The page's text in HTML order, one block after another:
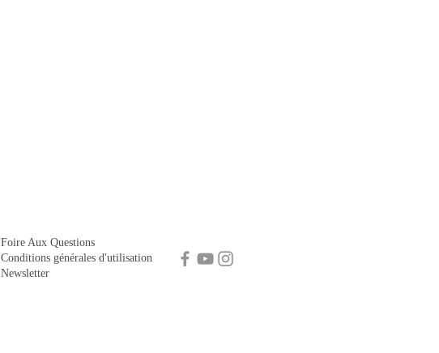
Foire Aux Questions
Conditions générales d'utilisation
Newsletter